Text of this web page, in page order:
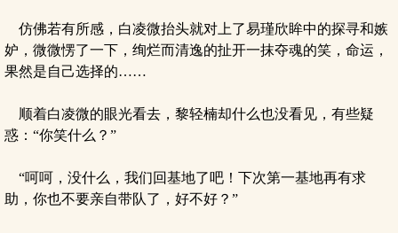
仿佛若有所感，白凌微抬头就对上了易瑾欣眸中的探寻和嫉
妒，微微愣了一下，绚烂而清逸的扯开一抹夺魂的笑，命运，
果然是自己选择的……
顺着白凌微的眼光看去，黎轻楠却什么也没看见，有些疑
惑：“你笑什么？”
“呵呵，没什么，我们回基地了吧！下次第一基地再有求
助，你也不要亲自带队了，好不好？”